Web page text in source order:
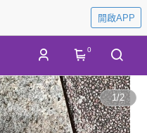
開啟APP
0
1/2